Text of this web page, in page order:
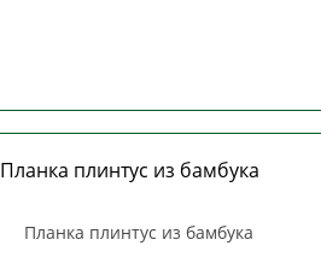
Планка плинтус из бамбука